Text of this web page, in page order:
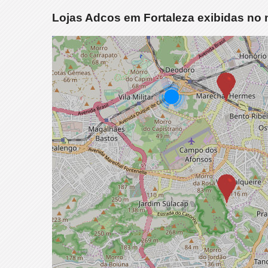
Lojas Adcos em Fortaleza exibidas no